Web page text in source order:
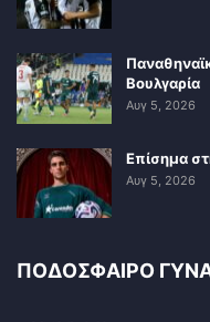
Βουλγαρία
Αυγ 5, 2026
Επίσημα
Αυγ 5, 2026
ΠΟΔΟΣΦΑΙΡΟ